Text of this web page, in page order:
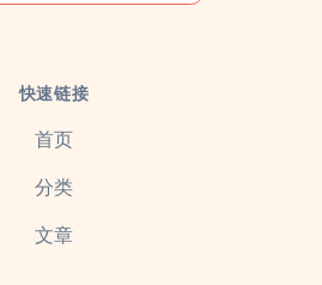
快速链接
首页
分类
文章